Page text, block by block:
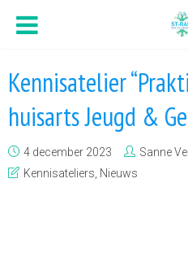
Kennisatelier
huisarts Jeugd &
4 december 2023
Sanne
Kennisateliers Nieuws